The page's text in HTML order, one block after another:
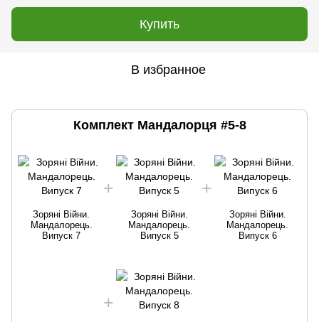
Купить
В избранное
Комплект Мандалорця #5-8
Зоряні Війни.
Мандалорець.
Випуск 7
Зоряні Війни.
Мандалорець.
Випуск 5
Зоряні Війни.
Мандалорець.
Випуск 6